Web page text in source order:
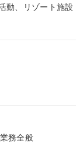
動、リゾート施設
務全般